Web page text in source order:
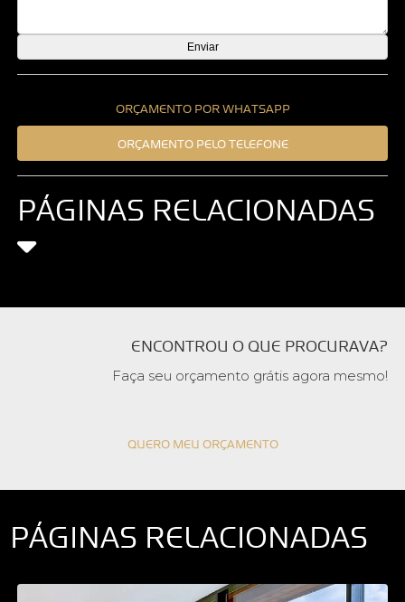
ORÇAMENTO POR WHATSAPP
ORÇAMENTO PELO TELEFONE
PÁGINAS RELACIONADAS
ENCONTROU O QUE PROCURAVA?
Faça seu orçamento grátis agora mesmo!
QUERO MEU ORÇAMENTO
PÁGINAS RELACIONADAS